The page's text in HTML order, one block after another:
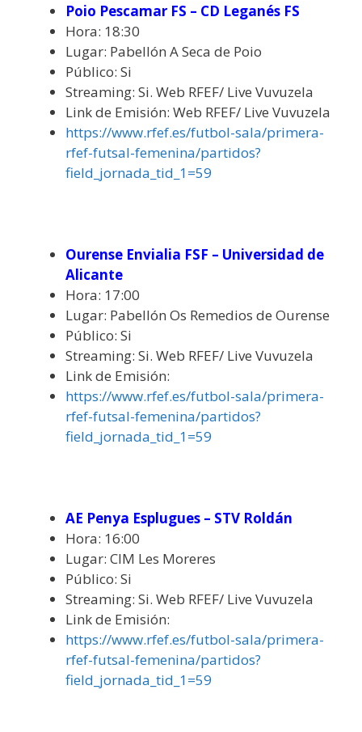
Poio Pescamar FS – CD Leganés FS
Hora: 18:30
Lugar: Pabellón A Seca de Poio
Público: Si
Streaming: Si. Web RFEF/ Live Vuvuzela
Link de Emisión: Web RFEF/ Live Vuvuzela
https://www.rfef.es/futbol-sala/primera-
rfef-futsal-femenina/partidos?
field_jornada_tid_1=59
Ourense Envialia FSF – Universidad de
Alicante
Hora: 17:00
Lugar: Pabellón Os Remedios de Ourense
Público: Si
Streaming: Si. Web RFEF/ Live Vuvuzela
Link de Emisión:
https://www.rfef.es/futbol-sala/primera-
rfef-futsal-femenina/partidos?
field_jornada_tid_1=59
AE Penya Esplugues – STV Roldán
Hora: 16:00
Lugar: CIM Les Moreres
Público: Si
Streaming: Si. Web RFEF/ Live Vuvuzela
Link de Emisión:
https://www.rfef.es/futbol-sala/primera-
rfef-futsal-femenina/partidos?
field_jornada_tid_1=59